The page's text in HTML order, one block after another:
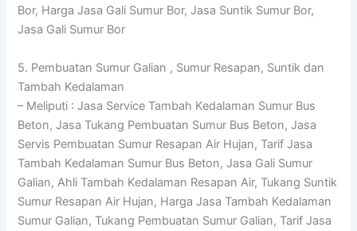
Bor, Harga Jasa Gali Sumur Bor, Jasa Suntik Sumur Bor,
Jasa Gali Sumur Bor
5. Pembuatan Sumur Galian , Sumur Resapan, Suntik dan
Tambah Kedalaman
– Meliputi : Jasa Service Tambah Kedalaman Sumur Bus
Beton, Jasa Tukang Pembuatan Sumur Bus Beton, Jasa
Servis Pembuatan Sumur Resapan Air Hujan, Tarif Jasa
Tambah Kedalaman Sumur Bus Beton, Jasa Gali Sumur
Galian, Ahli Tambah Kedalaman Resapan Air, Tukang Suntik
Sumur Resapan Air Hujan, Harga Jasa Tambah Kedalaman
Sumur Galian, Tukang Pembuatan Sumur Galian, Tarif Jasa